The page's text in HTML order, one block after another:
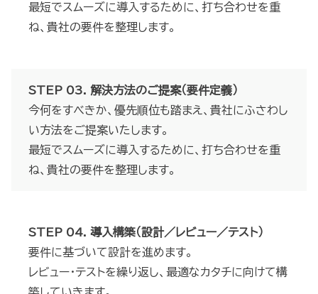
最短でスムーズに導入するために、打ち合わせを重
ね、貴社の要件を整理します。
STEP 03. 解決方法のご提案（要件定義）
今何をすべきか、優先順位も踏まえ、貴社にふさわし
い方法をご提案いたします。
最短でスムーズに導入するために、打ち合わせを重
ね、貴社の要件を整理します。
STEP 04. 導入構築（設計／レビュー／テスト）
要件に基づいて設計を進めます。
レビュー・テストを繰り返し、最適なカタチに向けて構